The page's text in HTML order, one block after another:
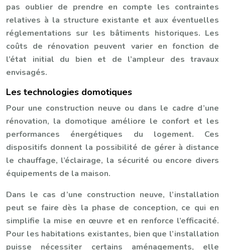
pas oublier de prendre en compte les contraintes
relatives à la structure existante et aux éventuelles
réglementations sur les bâtiments historiques. Les
coûts de rénovation peuvent varier en fonction de
l’état initial du bien et de l’ampleur des travaux
envisagés.
Les technologies domotiques
Pour une construction neuve ou dans le cadre d’une
rénovation, la domotique améliore le confort et les
performances énergétiques du logement. Ces
dispositifs donnent la possibilité de gérer à distance
le chauffage, l’éclairage, la sécurité ou encore divers
équipements de la maison.
Dans le cas d’une construction neuve, l’installation
peut se faire dès la phase de conception, ce qui en
simplifie la mise en œuvre et en renforce l’efficacité.
Pour les habitations existantes, bien que l’installation
puisse nécessiter certains aménagements, elle